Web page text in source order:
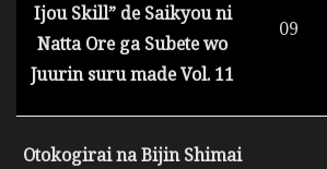
Ijou Skill” de Saikyou ni
Natta Ore ga Subete wo
Juurin suru made Vol. 11
09
Otokogirai na Bijin Shimai